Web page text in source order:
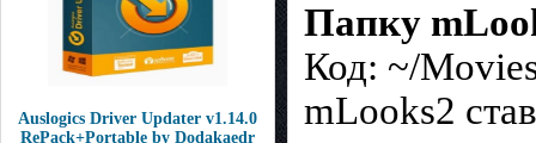
Auslogics Driver Updater v1.14.0
RePack+Portable by Dodakaedr
Папку
Код: ~/
mLooks2